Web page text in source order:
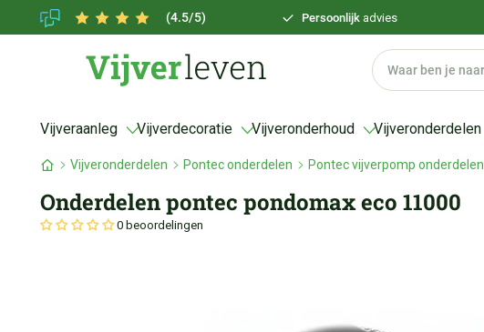
(4.5/5) Persoonlijk advies
Vijveraanleg Vijverdecoratie Vijveronderhoud Vijveronderdelen
Vijveronderdelen Pontec onderdelen Pontec vijverpomp onderdelen
Onderdelen pontec pondomax eco 11000
0 beoordelingen